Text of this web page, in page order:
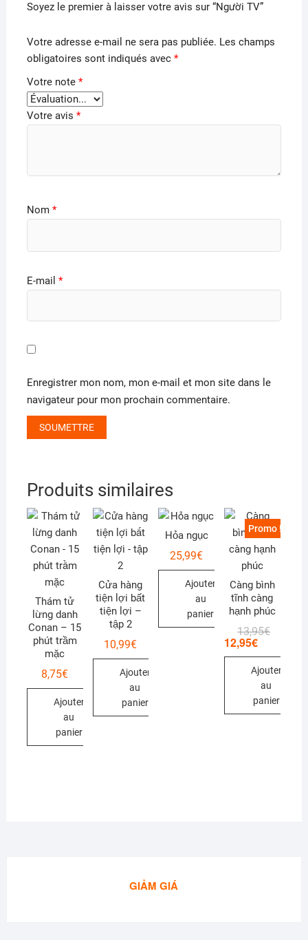
Soyez le premier à laisser votre avis sur “Người TV”
Votre adresse e-mail ne sera pas publiée. Les champs
obligatoires sont indiqués avec *
Votre note *
Votre avis *
Nom *
E-mail *
Enregistrer mon nom, mon e-mail et mon site dans le
navigateur pour mon prochain commentaire.
Produits similaires
Thám tử
lừng danh
Conan – 15
phút trầm
mặc
8,75€
Ajouter
au
panier
Cửa hàng
tiện lợi bất
tiện lợi –
tập 2
10,99€
Ajouter
au
panier
Hỏa ngục
25,99€
Ajouter
au
panier
Promo !
Càng bình
tĩnh càng
hạnh phúc
13,95€Le
était :
13,95€.
12,95€
Le
est :
12,95€.
Ajouter
au
panier
GIẢM GIÁ